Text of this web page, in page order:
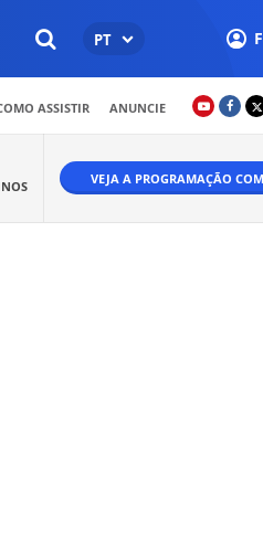
PT
ASSISTIR ANUNCIE
VEJA A PROGRAMAÇÃO